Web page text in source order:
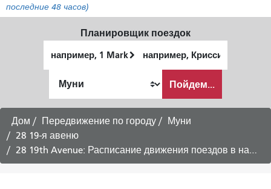
последние 48 часов)
Планировщик поездок
местоположение
окончания
хочу
путешествовать
Пойдем...
Дом Передвижение по городу
Муни
28 19-я авеню
28 19th Avenue: Расписание движения поездов в направлении станции BART в Дейли-Сити - 5 августа 2026 г.